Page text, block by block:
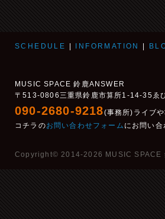
SCHEDULE INFORMATION
MUSIC SPACE 鈴鹿ANSWER
〒513-0806三重県鈴鹿市算所1-14-35ゑ
090-2680-9218(事務所)ライブ
コチラのお問い合わせフォーム にお問い合
Copyright© 2014-2026 MUSIC